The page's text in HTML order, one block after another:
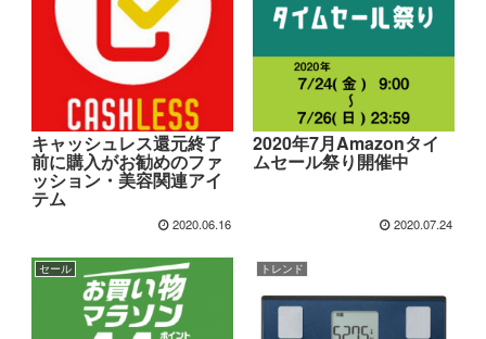
キャッシュレス還元終了
前に購入がお勧めのファ
ッション・美容関連アイ
テム
2020.06.16
2020年7月Amazonタイ
ムセール祭り開催中
2020.07.24
セール トレンド